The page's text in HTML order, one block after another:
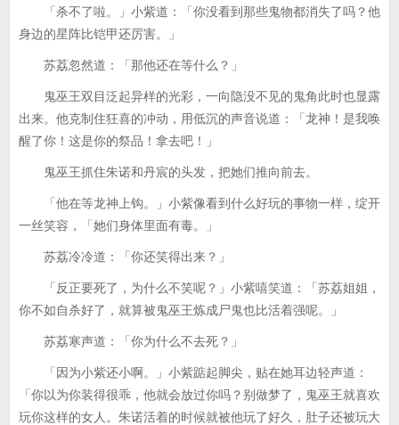
「杀不了啦。」小紫道：「你没看到那些鬼物都消失了吗？他
身边的星阵比铠甲还厉害。」
苏荔忽然道：「那他还在等什么？」
鬼巫王双目泛起异样的光彩，一向隐没不见的鬼角此时也显露
出来。他克制住狂喜的冲动，用低沉的声音说道：「龙神！是我唤
醒了你！这是你的祭品！拿去吧！」
鬼巫王抓住朱诺和丹宸的头发，把她们推向前去。
「他在等龙神上钩。」小紫像看到什么好玩的事物一样，绽开
一丝笑容，「她们身体里面有毒。」
苏荔冷冷道：「你还笑得出来？」
「反正要死了，为什么不笑呢？」小紫嘻笑道：「苏荔姐姐，
你不如自杀好了，就算被鬼巫王炼成尸鬼也比活着强呢。」
苏荔寒声道：「你为什么不去死？」
「因为小紫还小啊。」小紫踮起脚尖，贴在她耳边轻声道：
「你以为你装得很乖，他就会放过你吗？别做梦了，鬼巫王就喜欢
玩你这样的女人。朱诺活着的时候就被他玩了好久，肚子还被玩大